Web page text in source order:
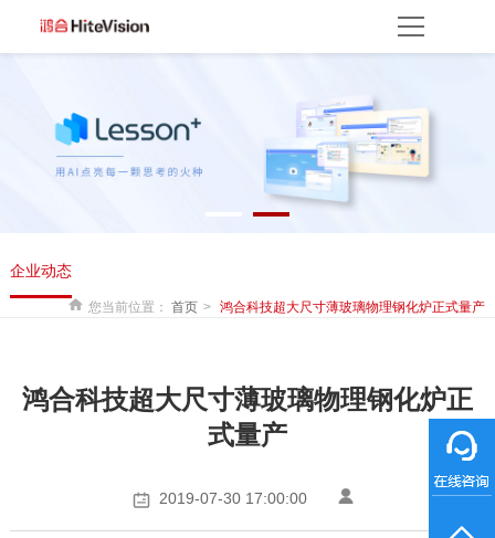
产品方案
关于鸿合
企业动态
联系我们
监督举报
鸿合海外
企业动态
您当前位置： 首页 鸿合科技超大尺寸薄玻璃物理钢化炉正式量产
鸿合科技超大尺寸薄玻璃物理钢化炉正
式量产
2019-07-30 17:00:00